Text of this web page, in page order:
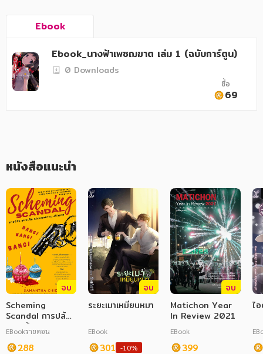
วรรณกรรม
การเกษตร ชีววิทยา
การพัฒนาตนเอง
ความรู้ทั่วไป
การ์ตูนความรู้ การ์ตูน
การ์ตูนมังงะ (Manga)
Ebook
Ebook_นางฟ้าเพชฌฆาต เล่ม 1 (ฉบับการ์ตูน)
0 Downloads
ซื้อ
69
หนังสือแนะนำ
จบ
Scheming
Scandal การปล้น
ขนมเค้ก และกอง
ซากมะเขือเทศ
EBookรายตอน
288
จบ
ระยะเมาเหมียนหมา
EBook
301 -10%
จบ
Matichon Year
In Review 2021
EBook
399
ไ